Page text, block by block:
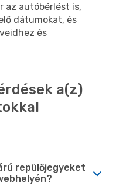
az autóbérlést is,
dátumokat, és
és
a(z)
repülőjegyeket